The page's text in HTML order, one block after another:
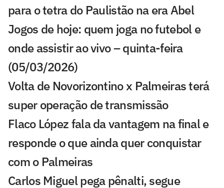
para o tetra do Paulistão na era Abel
Jogos de hoje: quem joga no futebol e
onde assistir ao vivo – quinta-feira
(05/03/2026)
Volta de Novorizontino x Palmeiras terá
super operação de transmissão
Flaco López fala da vantagem na final e
responde o que ainda quer conquistar
com o Palmeiras
Carlos Miguel pega pênalti, segue